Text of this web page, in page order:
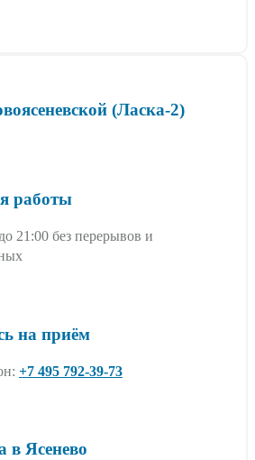
(Ласка-2)
работы
21:00 без перерывов и
на приём
+7 495 792-39-73
в Ясенево